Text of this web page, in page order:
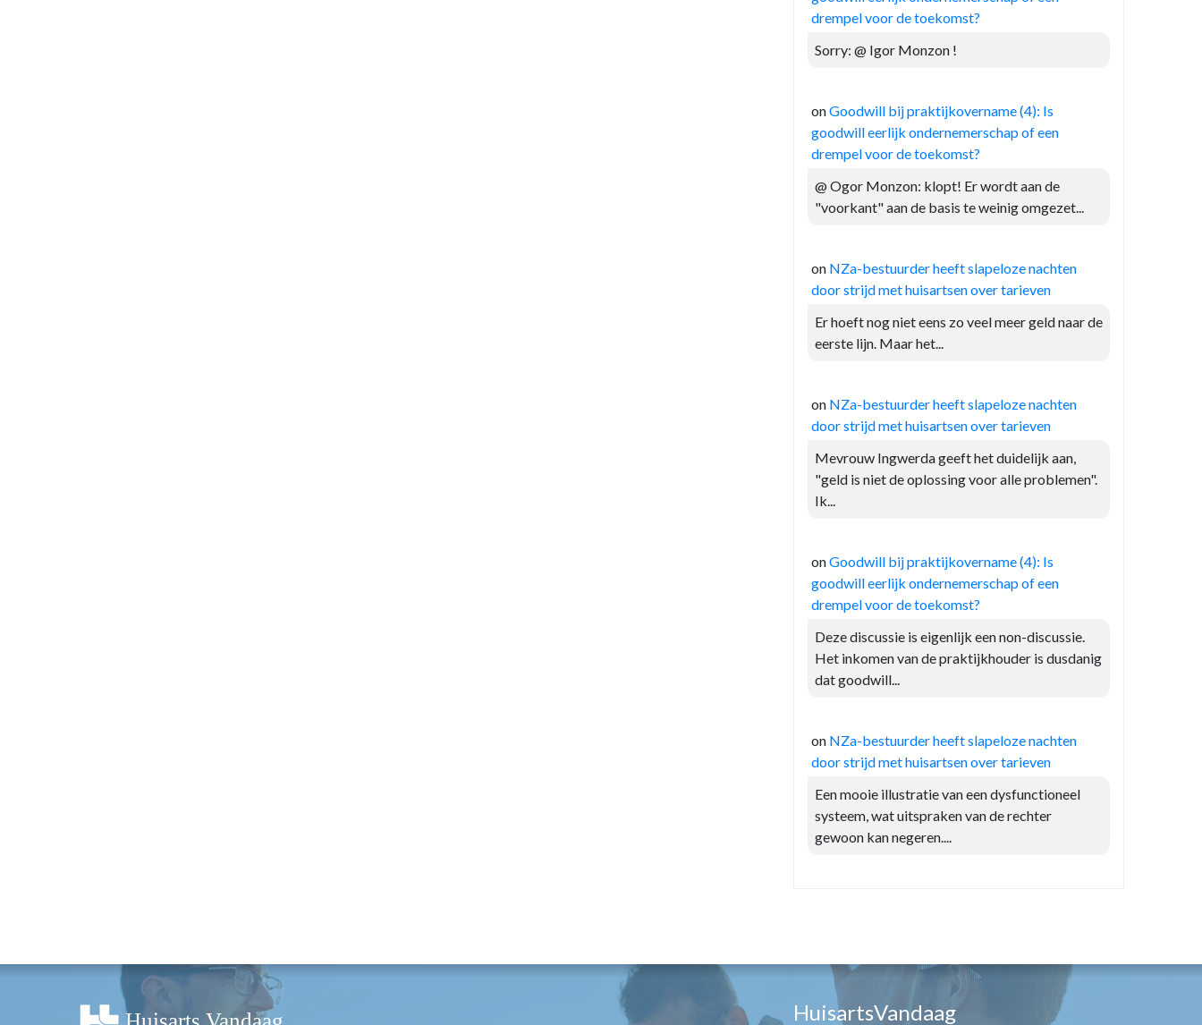
drempel voor de toekomst?
Sorry: @ Igor Monzon !
onGoodwill bij praktijkovername (4): Is
goodwill eerlijk ondernemerschap of een
drempel voor de toekomst?
@ Ogor Monzon: klopt! Er wordt aan de
"voorkant" aan de basis te weinig omgezet...
on NZa-bestuurder heeft slapeloze nachten
door strijd met huisartsen over tarieven
Er hoeft nog niet eens zo veel meer geld naar de
eerste lijn. Maar het...
on NZa-bestuurder heeft slapeloze nachten
door strijd met huisartsen over tarieven
Mevrouw Ingwerda geeft het duidelijk aan,
"geld is niet de oplossing voor alle problemen".
Ik...
onGoodwill bij praktijkovername (4): Is
goodwill eerlijk ondernemerschap of een
drempel voor de toekomst?
Deze discussie is eigenlijk een non-discussie.
Het inkomen van de praktijkhouder is dusdanig
dat goodwill...
on NZa-bestuurder heeft slapeloze nachten
door strijd met huisartsen over tarieven
Een mooie illustratie van een dysfunctioneel
systeem, wat uitspraken van de rechter
gewoon kan negeren....
HuisartsVandaag